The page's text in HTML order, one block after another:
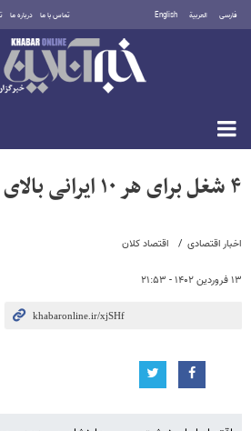
فارسی العربية English تماس با ما درباره ما
یکشنبه ۱۸ مرداد ۱۴۰۵
اخبار اقتصادی اقتصاد کلان
۱۳ فروردین ۱۴۰۲ - ۲۱:۵۳
۴ شغل برای هر ۱۰ ایرانی بالای ۱۵ سال!